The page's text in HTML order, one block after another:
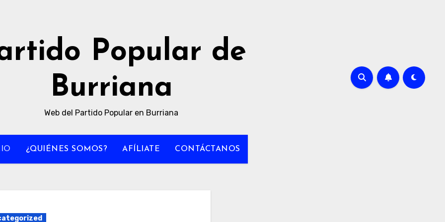
Popular de
Burriana
Web del Partido Popular en Burriana
¿QUIÉNES SOMOS? AFÍLIATE CONTÁCTANOS